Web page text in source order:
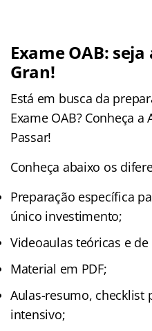
Exame OAB:
Gran!
Está em busca da
Exame OAB? Conheça a
Passar!
Conheça abaixo os
Preparação específica
único investimento;
Videoaulas teóricas e
Material em PDF;
Aulas-resumo, checklist
intensivo;